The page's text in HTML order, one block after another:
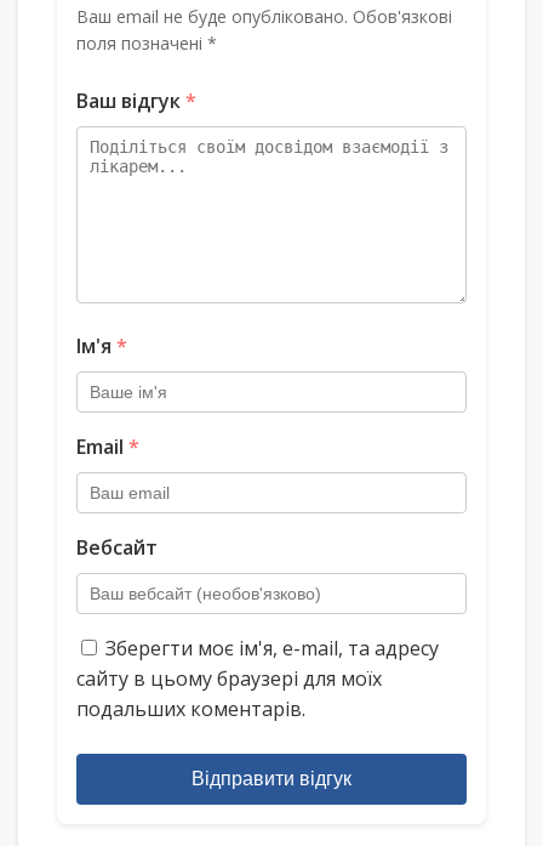
Ваш email не буде опубліковано. Обов'язкові
поля позначені *
Ваш відгук*
Ім'я *
Email *
Вебсайт
Зберегти моє ім'я, e-mail, та адресу
сайту в цьому браузері для моїх
подальших коментарів.
Відправити відгук